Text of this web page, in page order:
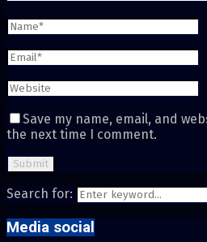
Save my name, email, and
the next time I comment.
Search for:
Media social